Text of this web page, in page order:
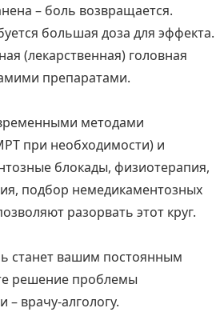
– боль возвращается.
большая доза для эффекта.
(лекарственная) головная
препаратами.
методами
при необходимости) и
блокады, физиотерапия,
подбор немедикаментозных
разорвать этот круг.
станет вашим постоянным
решение проблемы
– врачу-алгологу.